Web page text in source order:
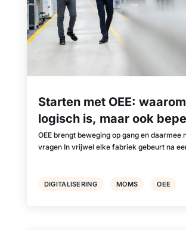
Starten met OEE:
logisch is, maar ook
DIGITALISERING MOMS OEE
OEE brengt beweging op gang en daarmee
vragen In vrijwel elke fabriek gebeurt na